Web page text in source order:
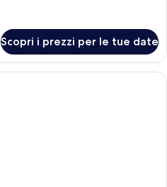
Scopri i prezzi per le tue date
Biancheria da letto di alta qualità,